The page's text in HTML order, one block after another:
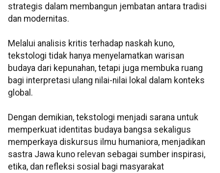
strategis dalam membangun jembatan antara tradisi
dan modernitas.
Melalui analisis kritis terhadap naskah kuno,
tekstologi tidak hanya menyelamatkan warisan
budaya dari kepunahan, tetapi juga membuka ruang
bagi interpretasi ulang nilai-nilai lokal dalam konteks
global.
Dengan demikian, tekstologi menjadi sarana untuk
memperkuat identitas budaya bangsa sekaligus
memperkaya diskursus ilmu humaniora, menjadikan
sastra Jawa kuno relevan sebagai sumber inspirasi,
etika, dan refleksi sosial bagi masyarakat